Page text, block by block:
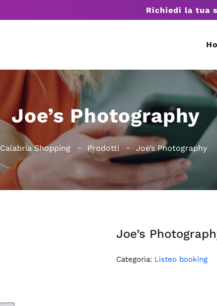
Richiedi la tua
Joe’s Photography
Calabria Shopping Prodotti Joe’s Photography
Joe’s
Categoria: Listeo booking